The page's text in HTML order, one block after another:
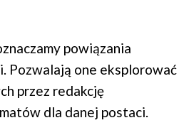
powiązania
Pozwalają one eksplorować
przez redakcję
dla danej postaci.